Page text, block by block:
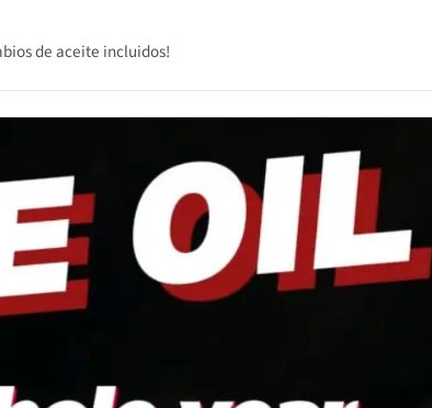
de aceite incluidos!